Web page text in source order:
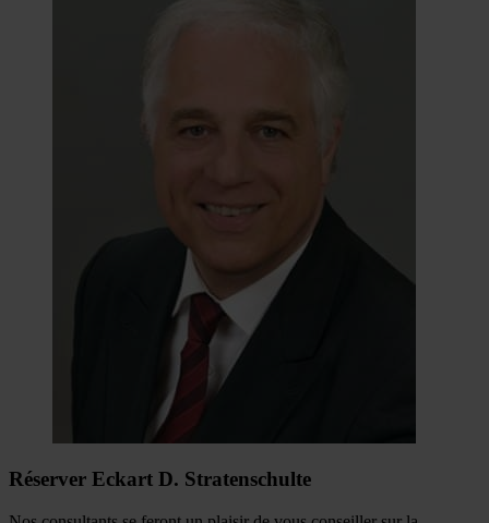
Réserver Eckart D. Stratenschulte